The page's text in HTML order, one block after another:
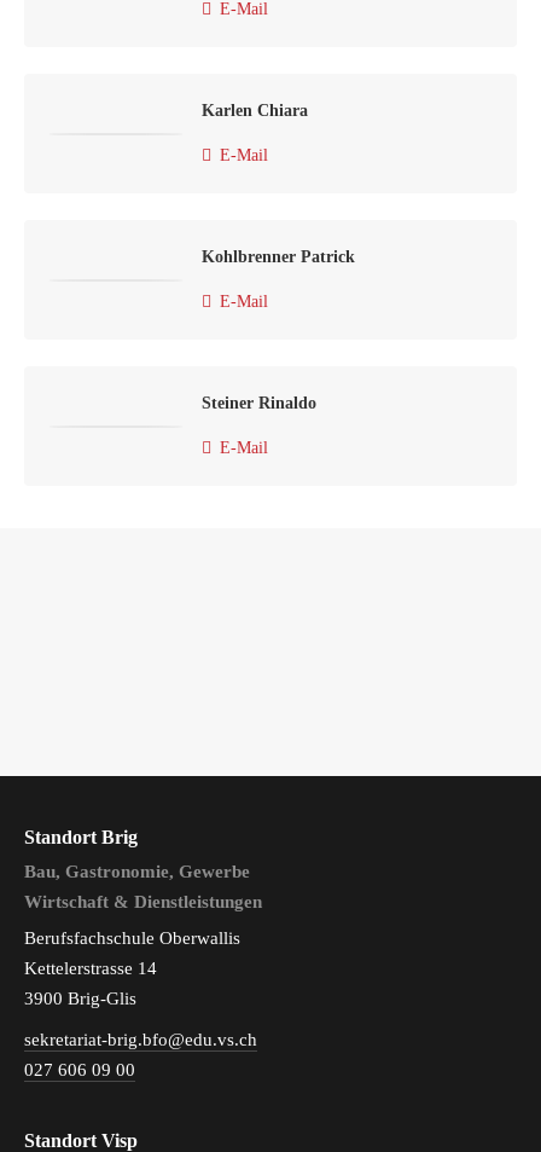
E-Mail
Karlen Chiara
E-Mail
Kohlbrenner Patrick
E-Mail
Steiner Rinaldo
E-Mail
Standort Brig
Bau, Gastronomie, Gewerbe
Wirtschaft & Dienstleistungen
Berufsfachschule Oberwallis
Kettelerstrasse 14
3900 Brig-Glis
sekretariat-brig.bfo@edu.vs.ch
027 606 09 00
Standort Visp